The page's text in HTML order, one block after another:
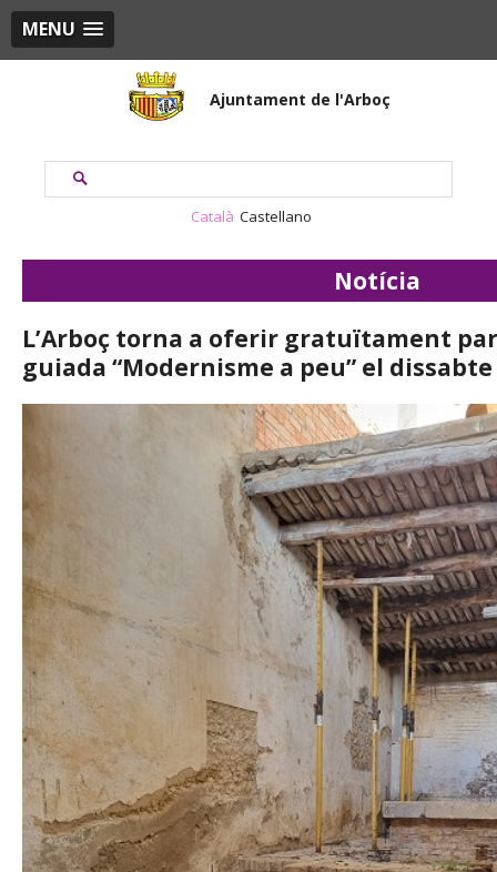
MENU
Ajuntament de l'Arboç
Català Castellano
Notícia
L’Arboç torna a oferir gratuïtament
guiada “Modernisme a peu” el dissabte